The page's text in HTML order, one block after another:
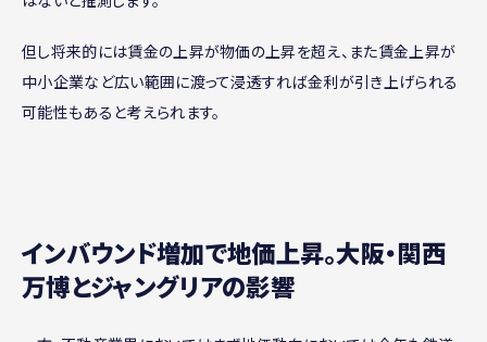
但し将来的には賃金の上昇が物価の上昇を超え、また賃金上昇が
中小企業など広い範囲に渡って浸透すれば金利が引き上げられる
可能性もあると考えられます。
インバウンド増加で地価上昇。大阪・関西
万博とジャングリアの影響